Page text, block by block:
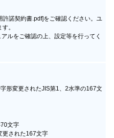
諾契約書.pdf]をご確認ください。ユ
。
ルをご確認の上、設定等を行ってく
形変更されたJIS第1、2水準の167文
文字
更された167文字